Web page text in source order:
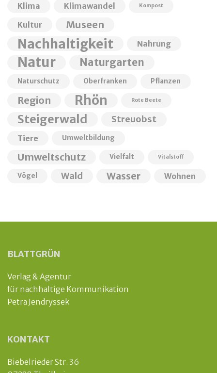
Klima Klimawandel Kompost
Kultur Museen
Nachhaltigkeit Nahrung
Natur Naturgarten
Naturschutz Oberfranken Pflanzen
Region Rhön Rote Beete
Steigerwald Streuobst
Tiere Umweltbildung
Umweltschutz Vielfalt Vitalstoff
Vögel Wald Wasser Wohnen
BLATTGRÜN
Verlag & Agentur
für nachhaltige Kommunikation
Petra Jendryssek
KONTAKT
Biebelrieder Str. 36